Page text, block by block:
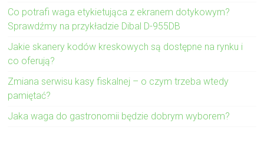
Co potrafi waga etykietująca z ekranem dotykowym?
Sprawdźmy na przykładzie Dibal D-955DB
Jakie skanery kodów kreskowych są dostępne na rynku i
co oferują?
Zmiana serwisu kasy fiskalnej – o czym trzeba wtedy
pamiętać?
Jaka waga do gastronomii będzie dobrym wyborem?